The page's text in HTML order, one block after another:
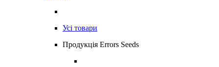
Усі товари
Продукція Errors Seeds